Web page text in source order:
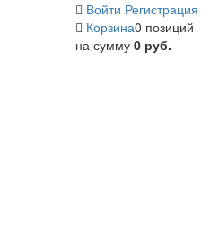
Войти Регистрация
Корзина0 позиций
на сумму 0 руб.